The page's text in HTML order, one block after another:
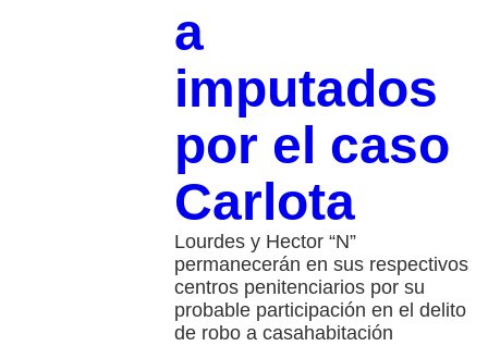
a
imputados
por el caso
Carlota
Lourdes y Hector “N”
permanecerán en sus respectivos
centros penitenciarios por su
probable participación en el delito
de robo a casahabitación